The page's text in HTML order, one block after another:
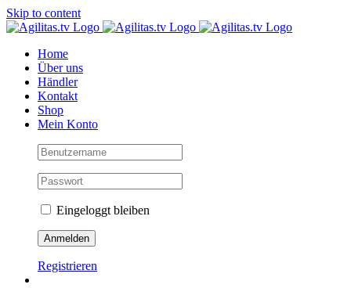
Skip to content
Home
Über uns
Händler
Kontakt
Shop
Mein Konto
Eingeloggt bleiben
Registrieren